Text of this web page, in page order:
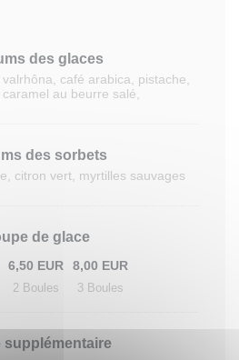
des glaces
café arabica, pistache,
au beurre salé,
des sorbets
citron vert, myrtilles sauvages
de glace
6,50 EUR
2 Boules
8,00 EUR
3 Boules
supplémentaire